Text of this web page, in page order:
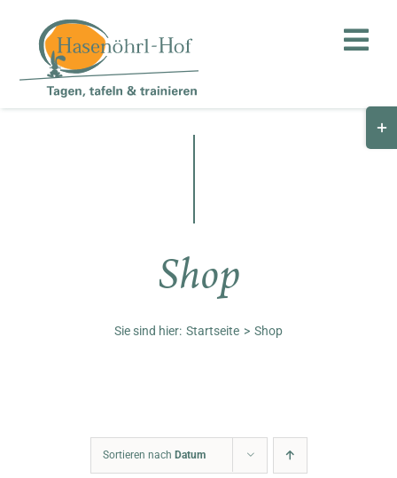
springen
Unternehmen
Shop
Sie sind hier: Startseite Shop
Sortieren nach Datum